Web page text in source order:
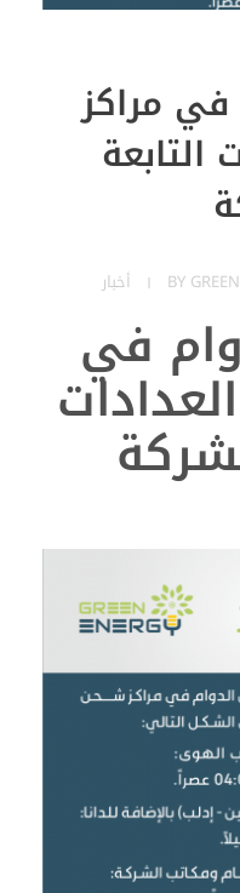
في مراكز
BY أخبار
في